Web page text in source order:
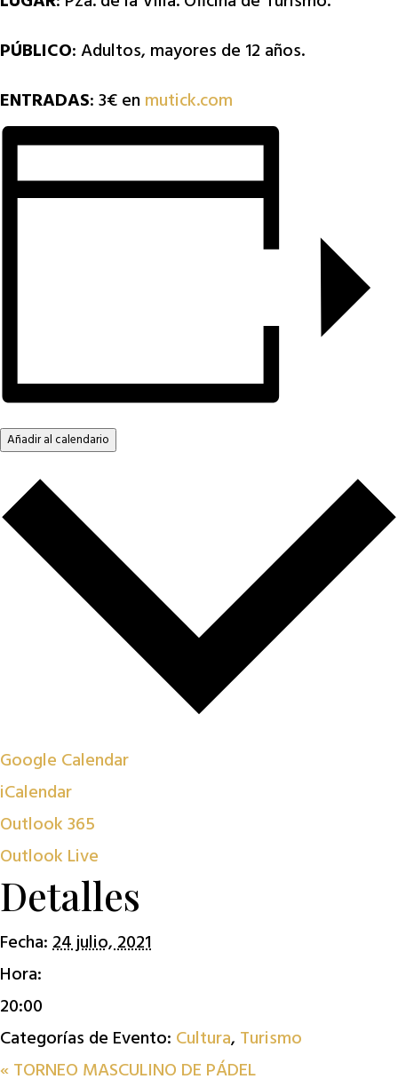
PÚBLICO: Adultos, mayores de 12 años.
ENTRADAS: 3€ en mutick.com
Añadir al calendario
Google Calendar
iCalendar
Outlook 365
Outlook Live
Detalles
Fecha:24 julio, 2021
Hora:
20:00
Categorías de Evento: Cultura, Turismo
«TORNEO MASCULINO DE PÁDEL